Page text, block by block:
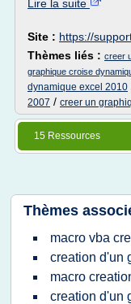
Lire la suite
Site : https://
Thèmes liés : creer
graphique croise
dynamique excel 2010
2007 / creer un
15 Ressources
Thèmes
macro vba
creation d'un
macro
creation d'un